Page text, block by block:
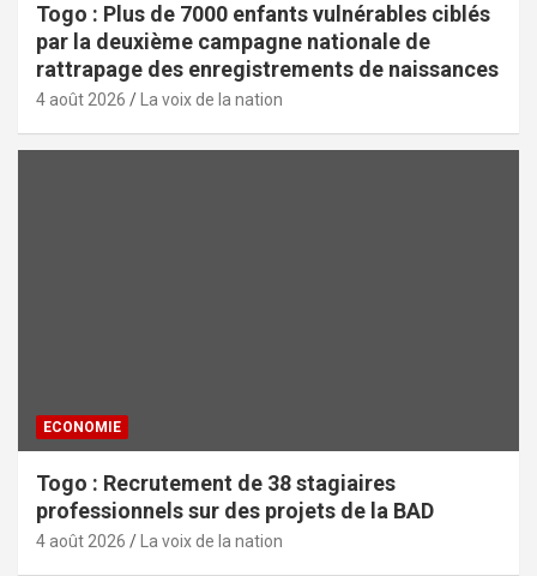
Togo : Plus de 7000 enfants vulnérables ciblés
par la deuxième campagne nationale de
rattrapage des enregistrements de naissances
4 août 2026 La voix de la nation
ECONOMIE
Togo : Recrutement de 38 stagiaires
professionnels sur des projets de la BAD
4 août 2026 La voix de la nation